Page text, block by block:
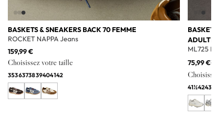
BASKETS & SNEAKERS BACK 70 FEMME
ROCKET NAPPA Jeans
159,99 €
Choisissez votre taille
3536373839404142
ADULTE
ML725
75,99 €
41½4243